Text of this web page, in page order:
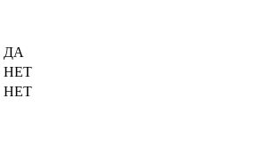
ДА
НЕТ
НЕТ